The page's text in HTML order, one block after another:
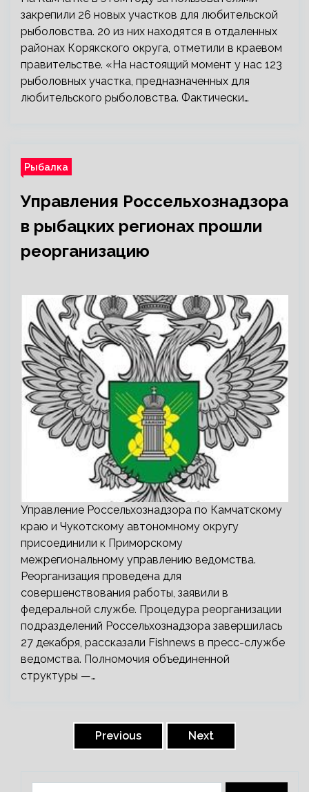
закрепили 26 новых участков для любительской
рыболовства. 20 из них находятся в отдаленных
районах Корякского округа, отметили в краевом
правительстве. «На настоящий момент у нас 123
рыболовных участка, предназначенных для
любительского рыболовства. Фактически…
Рыбалка
Управления Россельхознадзора
в рыбацких регионах прошли
реорганизацию
Управление Россельхознадзора по Камчатскому
краю и Чукотскому автономному округу
присоединили к Приморскому
межрегиональному управлению ведомства.
Реорганизация проведена для
совершенствования работы, заявили в
федеральной службе. Процедура реорганизации
подразделений Россельхознадзора завершилась
27 декабря, рассказали Fishnews в пресс-службе
ведомства. Полномочия объединенной
структуры —…
Previous Next